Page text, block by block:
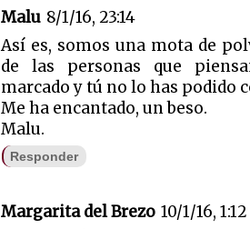
Malu 8/1/16, 23:14
Así es, somos una mota de
de las personas que
marcado y tú no lo has podido
Me ha encantado, un beso.
Malu.
Responder
Margarita del Brezo 10/1/16, 1:12